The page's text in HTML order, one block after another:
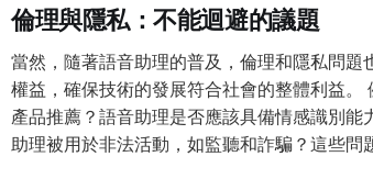
倫理與隱私：不能迴避的議題
當然，隨著語音助理的普及，倫理和隱私問
權益，確保技術的發展符合社會的整體利益
產品推薦？語音助理是否應該具備情感識別
助理被用於非法活動，如監聽和詐騙？這些問